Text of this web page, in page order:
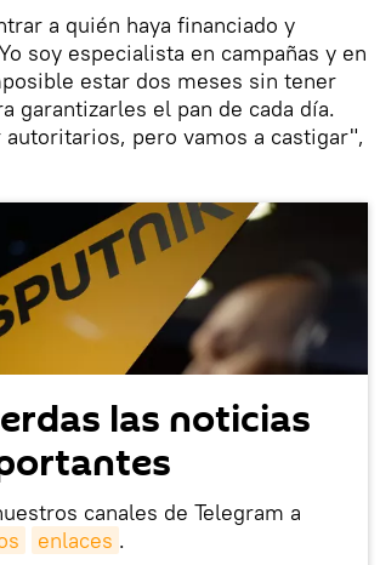
a quién haya financiado y
soy especialista en campañas y en
estar dos meses sin tener
garantizarles el pan de cada día.
autoritarios, pero vamos a castigar",
las noticias
canales de Telegram a
enlaces .